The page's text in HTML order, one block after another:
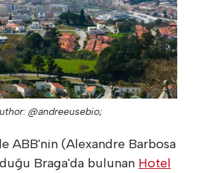
@andreeusebio;
ABB'nin (Alexandre Barbosa
Braga'da bulunan Hotel